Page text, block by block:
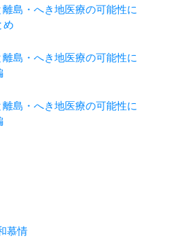
島・へき地医療の可能性に
島・へき地医療の可能性に
島・へき地医療の可能性に
慕情